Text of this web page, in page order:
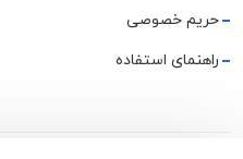
حریم خصوصی
راهنمای استفاده